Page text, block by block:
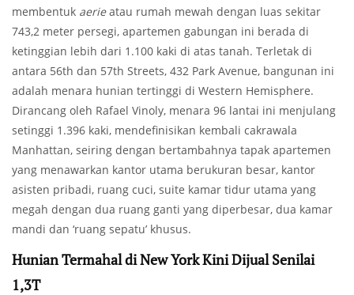
membentuk aerieatau rumah mewah dengan luas sekitar
743,2 meter persegi, apartemen gabungan ini berada di
ketinggian lebih dari 1.100 kaki di atas tanah. Terletak di
antara 56th dan 57th Streets, 432 Park Avenue, bangunan ini
adalah menara hunian tertinggi di Western Hemisphere.
Dirancang oleh Rafael Vinoly, menara 96 ​​lantai ini menjulang
setinggi 1.396 kaki, mendefinisikan kembali cakrawala
Manhattan, seiring dengan bertambahnya tapak apartemen
yang menawarkan kantor utama berukuran besar, kantor
asisten pribadi, ruang cuci, suite kamar tidur utama yang
megah dengan dua ruang ganti yang diperbesar, dua kamar
mandi dan ‘ruang sepatu’ khusus.
Hunian Termahal di New York Kini Dijual Senilai
1,3T